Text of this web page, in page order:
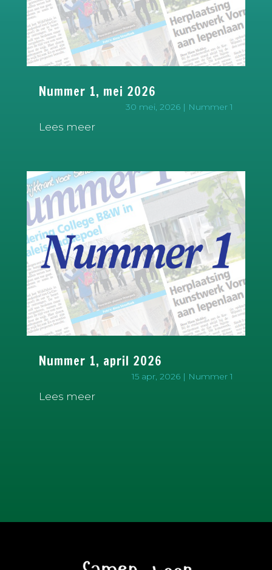
Nummer 1, mei 2026
30 mei, 2026 | Nummer 1
Lees meer
Nummer 1, april 2026
15 apr, 2026 | Nummer 1
Lees meer